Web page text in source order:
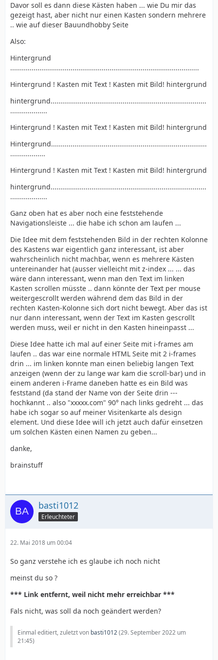
Davor soll es dann diese Kästen haben ... wie Du mir das
gezeigt hast, aber nicht nur einen Kasten sondern mehrere
.. wie auf dieser Bauundhobby Seite
Also:
Hintergrund
.................................................................................................
Hintergrund ! Kasten mit Text ! Kasten mit Bild! hintergrund
hintergrund................................................................................
...................
Hintergrund ! Kasten mit Text ! Kasten mit Bild! hintergrund
Hintergrund................................................................................
..................
Hintergrund ! Kasten mit Text ! Kasten mit Bild! hintergrund
hintergrund................................................................................
...................
Ganz oben hat es aber noch eine feststehende
Navigationsleiste ... die habe ich schon am laufen ...
Die Idee mit dem feststehenden Bild in der rechten Kolonne
des Kastens war eigentlich ganz interessant, ist aber
wahrscheinlich nicht machbar, wenn es mehrere Kästen
untereinander hat (ausser vielleicht mit z-index ... ... das
wäre dann interessant, wenn man den Text im linken
Kasten scrollen müsste .. dann könnte der Text per mouse
weitergescrollt werden während dem das Bild in der
rechten Kasten-Kolonne sich dort nicht bewegt. Aber das ist
nur dann interessant, wenn der Text im Kasten gescrollt
werden muss, weil er nicht in den Kasten hineinpasst ...
Diese Idee hatte ich mal auf einer Seite mit i-frames am
laufen .. das war eine normale HTML Seite mit 2 i-frames
drin ... im linken konnte man einen beliebig langen Text
anzeigen (wenn der zu lange war kam die scroll-bar) und in
einem anderen i-Frame daneben hatte es ein Bild was
feststand (da stand der Name von der Seite drin ---
hochkannt .. also "xxxxx.com" 90° nach links gedreht ... das
habe ich sogar so auf meiner Visitenkarte als design
element. Und diese Idee will ich jetzt auch dafür einsetzen
um solchen Kästen einen Namen zu geben...
danke,
brainstuff
basti1012
Erleuchteter
22. Mai 2018 um 00:04
So ganz verstehe ich es glaube ich noch nicht
meinst du so ?
*** Link entfernt, weil nicht mehr erreichbar ***
Fals nicht, was soll da noch geändert werden?
Einmal editiert, zuletzt von basti1012(29. September 2022 um
21:45)